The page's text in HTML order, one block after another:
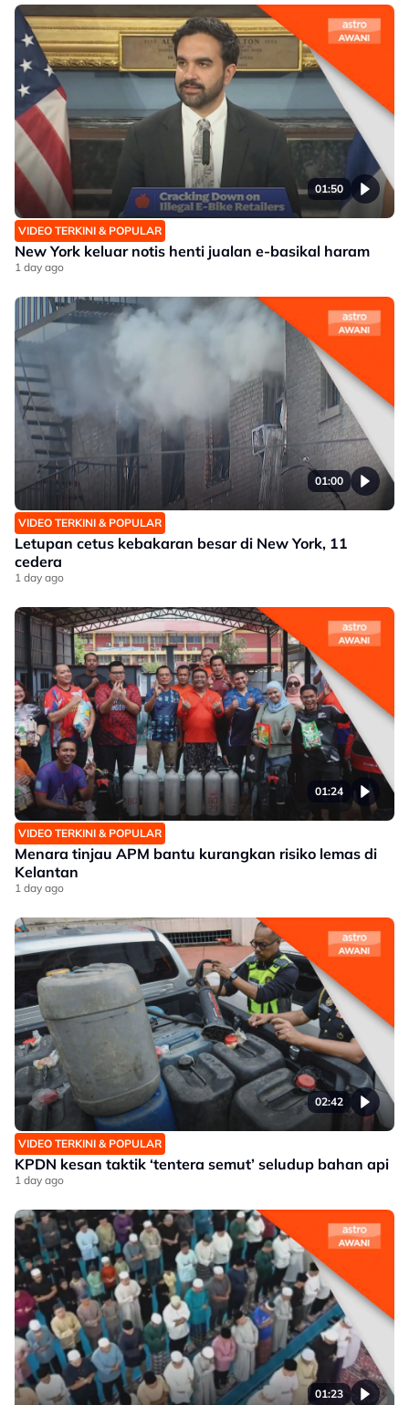
01:50
VIDEO TERKINI & POPULAR
New York keluar notis henti jualan e-basikal haram
1 day ago
01:00
VIDEO TERKINI & POPULAR
Letupan cetus kebakaran besar di New York, 11
cedera
1 day ago
01:24
VIDEO TERKINI & POPULAR
Menara tinjau APM bantu kurangkan risiko lemas di
Kelantan
1 day ago
02:42
VIDEO TERKINI & POPULAR
KPDN kesan taktik ‘tentera semut’ seludup bahan api
1 day ago
01:23